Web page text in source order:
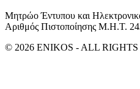
Μητρώο Έντυπου και
Αριθμός Πιστοποίησης Μ.Η.Τ.
© 2026 ENIKOS - ALL RIGHTS